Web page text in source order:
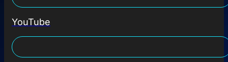
YouTube